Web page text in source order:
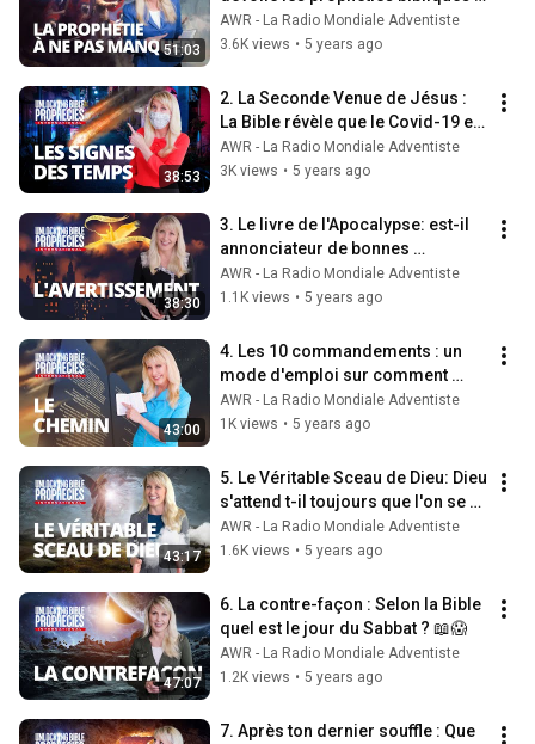
51:03
en 2020
AWR - La Radio Mondiale Adventiste
3.6K views • 5 years ago
38:53
2. La Seconde Venue de Jésus :
La Bible révèle que le Covid-19 est
un signe des temps 🦠
AWR - La Radio Mondiale Adventiste
3K views • 5 years ago
38:30
3. Le livre de l'Apocalypse: est-il
annonciateur de bonnes
nouvelles concernant le jour du
jugement?
AWR - La Radio Mondiale Adventiste
1.1K views • 5 years ago
43:00
4. Les 10 commandements : un
mode d'emploi sur comment
montrer l'Amour de Dieu aux
autres ❤️
AWR - La Radio Mondiale Adventiste
1K views • 5 years ago
43:17
5. Le Véritable Sceau de Dieu: Dieu
s'attend t-il toujours que l'on se
souvienne du jour du Sabbat ?
AWR - La Radio Mondiale Adventiste
1.6K views • 5 years ago
47:07
6. La contre-façon : Selon la Bible
quel est le jour du Sabbat ? 📖😱
AWR - La Radio Mondiale Adventiste
1.2K views • 5 years ago
7. Après ton dernier souffle : Que